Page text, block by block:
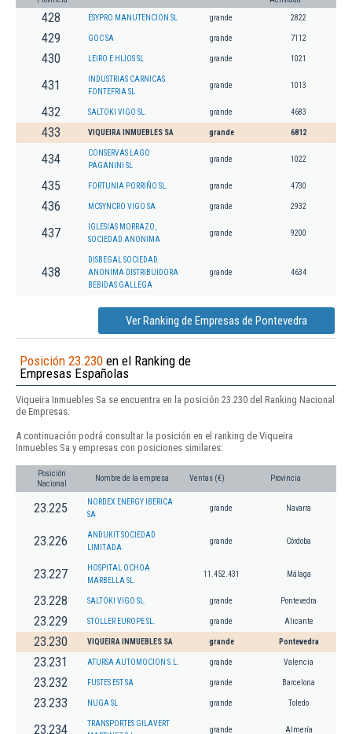
428 ESYPRO MANUTENCION SL grande 2822
429 GOC SA grande 7112
430 LEIRO E HIJOS SL grande 1021
431
INDUSTRIAS CARNICAS
FONTEFRIA SL
grande 1013
432 SALTOKI VIGO SL. grande 4683
433 VIQUEIRA INMUEBLES SA grande 6812
434
CONSERVAS LAGO
PAGANINI SL
grande 1022
435 FORTUNIA PORRIÑO SL. grande 4730
436 MCSYNCRO VIGO SA grande 2932
437
IGLESIAS MORRAZO,
SOCIEDAD ANONIMA
grande 9200
438
DISBEGAL SOCIEDAD
ANONIMA DISTRIBUIDORA
BEBIDAS GALLEGA
grande 4634
Ver Ranking de Empresas de Pontevedra
Posición 23.230 en el Ranking de
Empresas Españolas
Viqueira Inmuebles Sa se encuentra en la posición 23.230 del Ranking Nacional
de Empresas.
A continuación podrá consultar la posición en el ranking de Viqueira
Inmuebles Sa y empresas con posiciones similares:
Posición
Nacional
Nombre de la empresa Ventas (€) Provincia
23.225
NORDEX ENERGY IBERICA
SA
grande Navarra
23.226
ANDUKIT SOCIEDAD
LIMITADA.
grande Córdoba
23.227
HOSPITAL OCHOA
MARBELLA SL.
11.452.431 Málaga
23.228 SALTOKI VIGO SL. grande Pontevedra
23.229 STOLLER EUROPE SL. grande Alicante
23.230 VIQUEIRA INMUEBLES SA grande Pontevedra
23.231 ATURSA AUTOMOCION S.L. grande Valencia
23.232 FUSTES EST SA grande Barcelona
23.233 NUGA SL grande Toledo
23.234
TRANSPORTES GILAVERT
grande Almería